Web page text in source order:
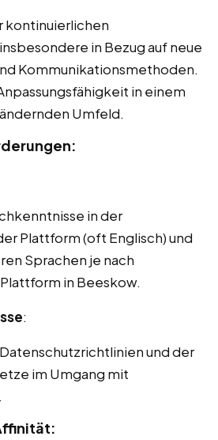
kontinuierlichen
in Bezug auf neue
Kommunikationsmethoden.
in einem
Umfeld.
in der
Plattform (oft Englisch) und
Sprachen je nach
in Beeskow.
:
und der
im Umgang mit